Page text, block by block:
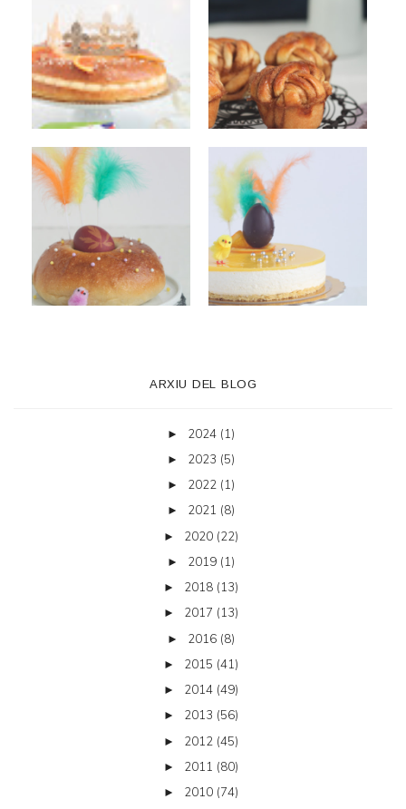
ARXIU DEL BLOG
► 2024 (1)
► 2023 (5)
► 2022 (1)
► 2021 (8)
► 2020 (22)
► 2019 (1)
► 2018 (13)
► 2017 (13)
► 2016 (8)
► 2015 (41)
► 2014 (49)
► 2013 (56)
► 2012 (45)
► 2011 (80)
► 2010 (74)